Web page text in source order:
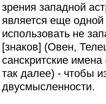
зрения западной
является еще одной
использовать не
[знаков] (Овен,
санскритские
так далее) - чтобы
двусмысленности.